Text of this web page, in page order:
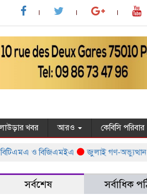
খবর আরও কেবিসি পরিবার
ও বিজিএমইএ জুলাই গণ-অভ্যুত্থান দিবস
সর্বশেষ সর্বাধিক